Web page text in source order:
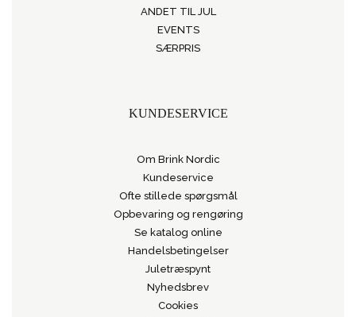
ANDET TIL JUL
EVENTS
SÆRPRIS
KUNDESERVICE
Om Brink Nordic
Kundeservice
Ofte stillede spørgsmål
Opbevaring og rengøring
Se katalog online
Handelsbetingelser
Juletræspynt
Nyhedsbrev
Cookies